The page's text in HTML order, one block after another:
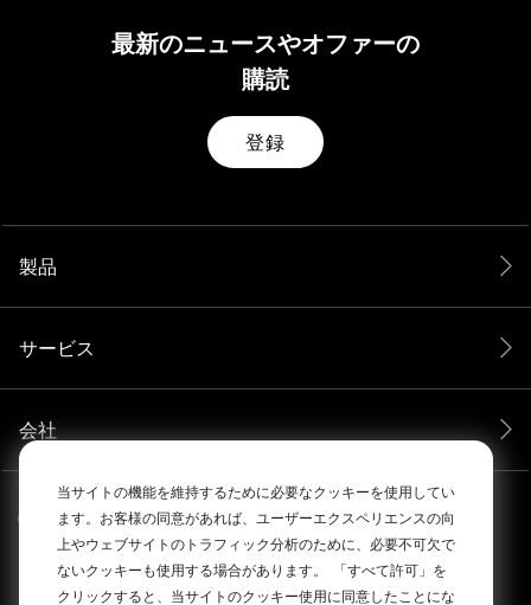
当サイトの機能を維持するために必要なクッキーを使用してい
ます。お客様の同意があれば、ユーザーエクスペリエンスの向
上やウェブサイトのトラフィック分析のために、必要不可欠で
ないクッキーも使用する場合があります。
「すべて許可」を
クリックすると、当サイトのクッキー使用に同意したことにな
最新のニュースやオファーの
購読
登録
製品
サービス
会社